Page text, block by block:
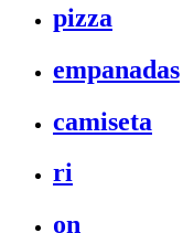
pizza
empanadas
camiseta
ri
on